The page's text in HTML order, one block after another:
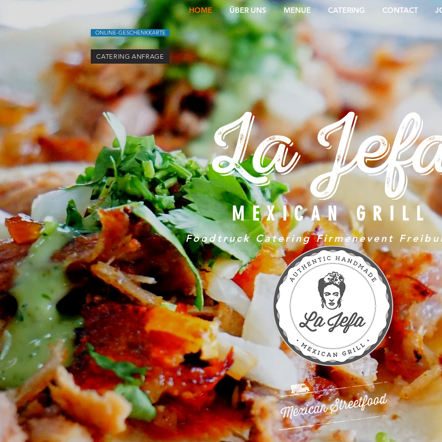
HOME ÜBER UNS MENUE CATERING CONTACT
ONLINE-GESCHENKKARTE
CATERING ANFRAGE
La
MEXICAN GRILL
Foodtruck Catering Firmenevent